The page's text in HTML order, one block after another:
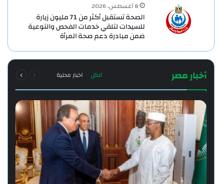
8 أغسطس، 2026
الصحة تستقبل أكثر من 71 مليون زيارة
للسيدات لتلقي خدمات الفحص والتوعية
ضمن مبادرة دعم صحة المرأة
أخبار مصر الكل اخبار محلية الصفحةالصفحة